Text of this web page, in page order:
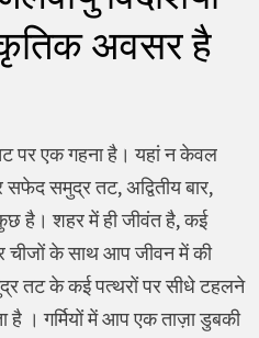
अवसर है
पर एक गहना है। यहां न केवल
समुद्र तट, अद्वितीय बार,
है। शहर में ही जीवंत है, कई
चीजों के साथ आप जीवन में की
तट के कई पत्थरों पर सीधे टहलने
है । गर्मियों में आप एक ताज़ा डुबकी